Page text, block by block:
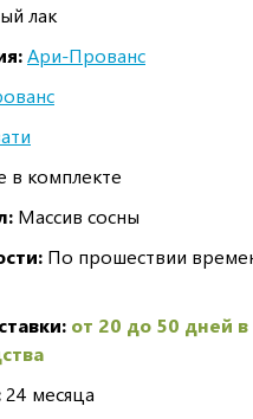
лак
Ари-Прованс
в комплекте
Массив сосны
По прошествии
от 20 до 50 дней в
24 месяца